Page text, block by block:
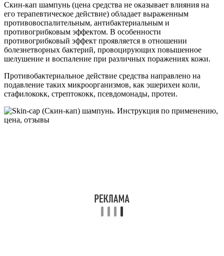
Скин-кап шампунь (цена средства не оказывает влияния на
его терапевтическое действие) обладает выраженным
противовоспалительным, антибактериальным и
противогрибковым эффектом. В особенности
противогрибковый эффект проявляется в отношении
болезнетворных бактерий, провоцирующих повышенное
шелушение и воспаление при различных поражениях кожи.
Противобактериальное действие средства направлено на
подавление таких микроорганизмов, как эшерихеи коли,
стафилококк, стрептококк, псевдомонады, протеи.